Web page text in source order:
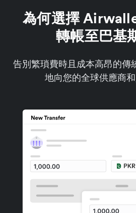
為何選擇
轉帳至巴基
告別繁瑣費時且成本高昂的傳
地向您的全球供應商和